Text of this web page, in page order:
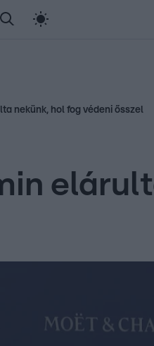
Most Wanted
nekünk, hol fog védeni ősszel